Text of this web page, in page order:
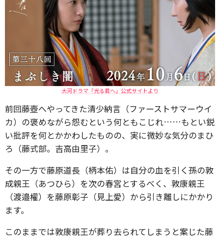
大河ドラマ「光る君へ」公式サイトより
前回藤壺へやってきた清少納言（ファーストサマーウイ
カ）の褒めながら怨むという何ともこじれ……もとい鋭
い批評を何とかかわしたものの、実に微妙な気分のまひ
ろ（藤式部。吉高由里子）。
その一方で藤原道長（柄本佑）は自分の血を引く孫の敦
成親王（あつひら）を次の春宮とするべく、敦康親王
（渡邉櫂）を藤原彰子（見上愛）から引き離しにかかり
ます。
このままでは敦康親王が葬り去られてしまうと案じた藤